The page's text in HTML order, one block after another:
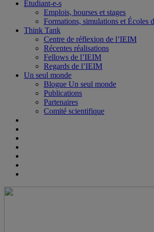
Étudiant-e-s
Emplois, bourses et stages
Formations, simulations et Écoles
Think Tank
Centre de réflexion de l’IEIM
Récentes réalisations
Fellows de l’IEIM
Regards de l’IEIM
Un seul monde
Blogue Un seul monde
Publications
Partenaires
Comité scientifique